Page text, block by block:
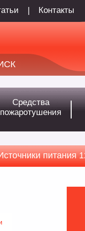
| Контакты
Средства
пожаротушения
питания